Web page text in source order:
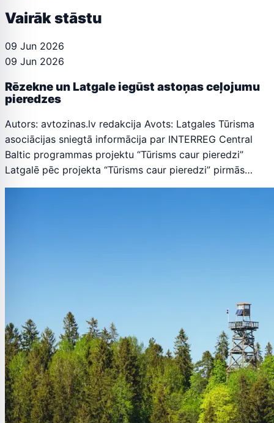
Vairāk stāstu
09 Jun 2026
09 Jun 2026
Rēzekne un Latgale iegūst astoņas ceļojumu
pieredzes
Autors: avtozinas.lv redakcija Avots: Latgales Tūrisma
asociācijas sniegtā informācija par INTERREG Central
Baltic programmas projektu “Tūrisms caur pieredzi”
Latgalē pēc projekta “Tūrisms caur pieredzi” pirmās…